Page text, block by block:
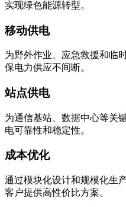
实现绿色能源转型。
移动供电
为野外作业、应急救援和临
保电力供应不间断。
站点供电
为通信基站、数据中心等关
电可靠性和稳定性。
成本优化
通过模块化设计和规模化生
客户提供高性价比方案。